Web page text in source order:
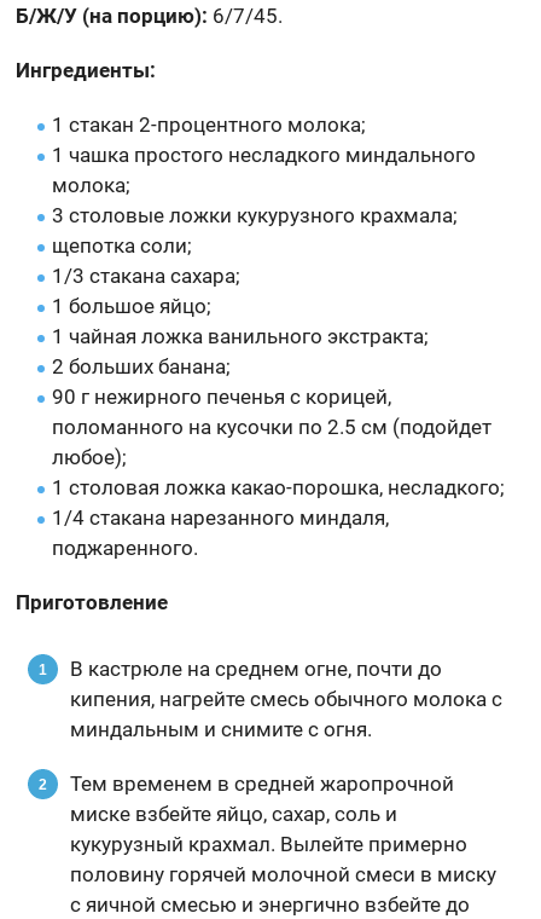
Б/Ж/У (на порцию): 6/7/45.
Ингредиенты:
1 стакан 2-процентного молока;
1 чашка простого несладкого миндального
молока;
3 столовые ложки кукурузного крахмала;
щепотка соли;
1/3 стакана сахара;
1 большое яйцо;
1 чайная ложка ванильного экстракта;
2 больших банана;
90 г нежирного печенья с корицей,
поломанного на кусочки по 2.5 см (подойдет
любое);
1 столовая ложка какао-порошка, несладкого;
1/4 стакана нарезанного миндаля,
поджаренного.
Приготовление
В кастрюле на среднем огне, почти до
кипения, нагрейте смесь обычного молока с
миндальным и снимите с огня.
Тем временем в средней жаропрочной
миске взбейте яйцо, сахар, соль и
кукурузный крахмал. Вылейте примерно
половину горячей молочной смеси в миску
с яичной смесью и энергично взбейте до